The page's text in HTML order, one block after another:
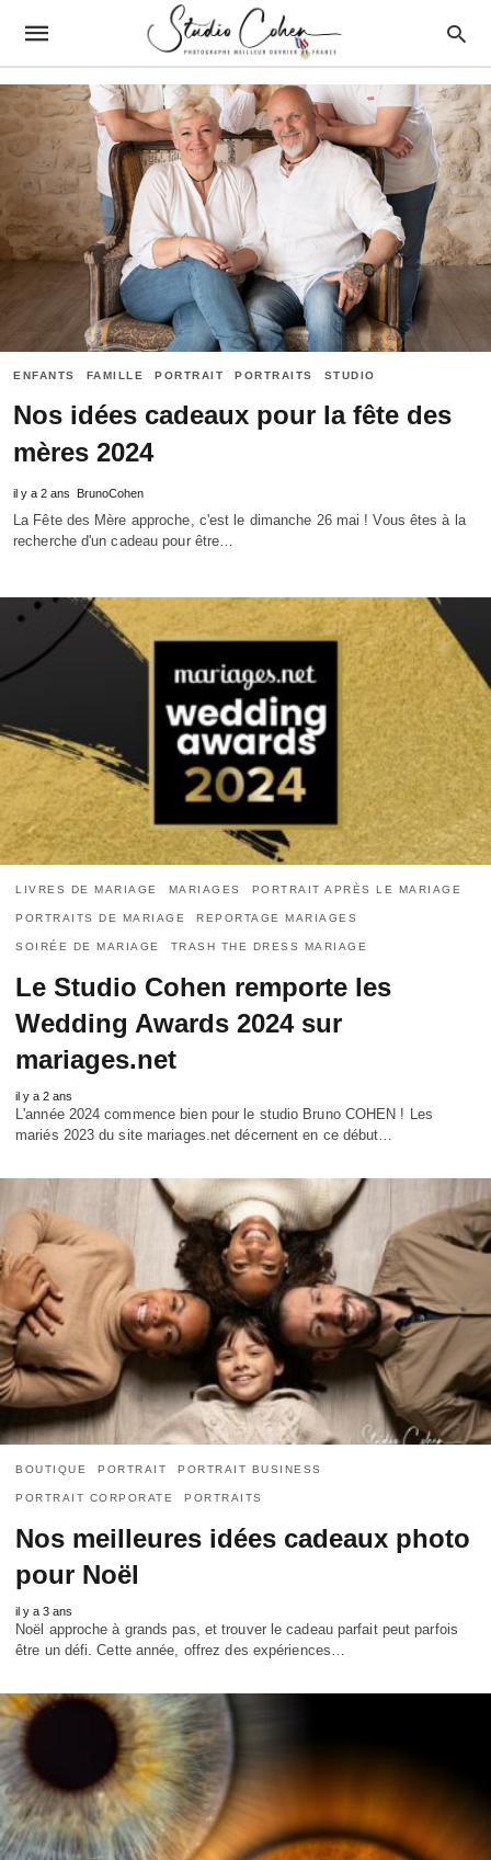
ENFANTS FAMILLE PORTRAIT PORTRAITS STUDIO
Nos idées cadeaux pour la fête des
mères 2024
il y a 2 ans BrunoCohen
La Fête des Mère approche, c'est le dimanche 26 mai ! Vous êtes à la
recherche d'un cadeau pour être…
LIVRES DE MARIAGE MARIAGES PORTRAIT APRÈS LE MARIAGE
PORTRAITS DE MARIAGE REPORTAGE MARIAGES
SOIRÉE DE MARIAGE TRASH THE DRESS MARIAGE
Le Studio Cohen remporte les
Wedding Awards 2024 sur
mariages.net
il y a 2 ans
L'année 2024 commence bien pour le studio Bruno COHEN ! Les
mariés 2023 du site mariages.net décernent en ce début…
BOUTIQUE PORTRAIT PORTRAIT BUSINESS
PORTRAIT CORPORATE PORTRAITS
Nos meilleures idées cadeaux photo
pour Noël
il y a 3 ans
Noël approche à grands pas, et trouver le cadeau parfait peut parfois
être un défi. Cette année, offrez des expériences…